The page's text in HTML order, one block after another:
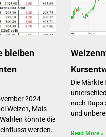
bleiben
2024
Weizen, Mais
könnte die
werden.
Die Märkte
nach Raps
und
Read More »